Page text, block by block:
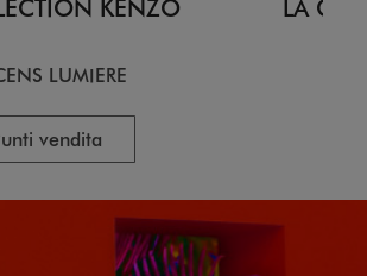
LUMIERE
vendita